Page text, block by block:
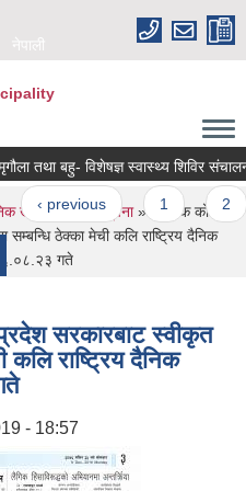
नेपाली
बहु- विशेषज्ञ स्वास्थ्य शिविर संचालन
‹ previous 1 2
खरिद/बोलपत्र सूचना» सम्पुरक कोषमा
ठेक्का मेची कलि राष्ट्रिय दैनिक
गते
सरकारबाट स्वीकृत
कलि राष्ट्रिय दैनिक
- 18:57